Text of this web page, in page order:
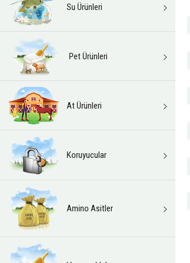
Su Ürünleri
Pet Ürünleri
At Ürünleri
Koruyucular
Amino Asitler